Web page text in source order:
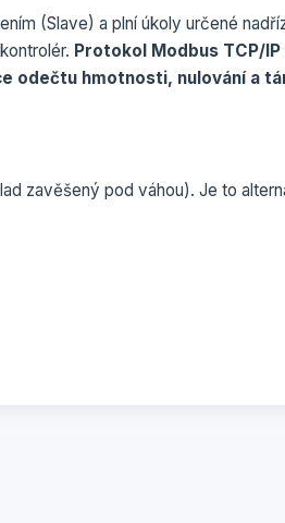
(Slave) a plní úkoly určené
Protokol Modbus TCP/IP
odečtu hmotnosti, nulování a
zavěšený pod váhou). Je to